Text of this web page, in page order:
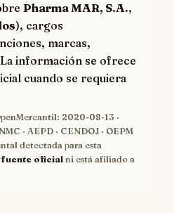
Pharma MAR, S.A.,
), cargos
marcas,
información se ofrece
cuando se requiera
2020-08-13 ·
· AEPD · CENDOJ · OEPM
detectada para esta
fuente oficial ni está afiliado a